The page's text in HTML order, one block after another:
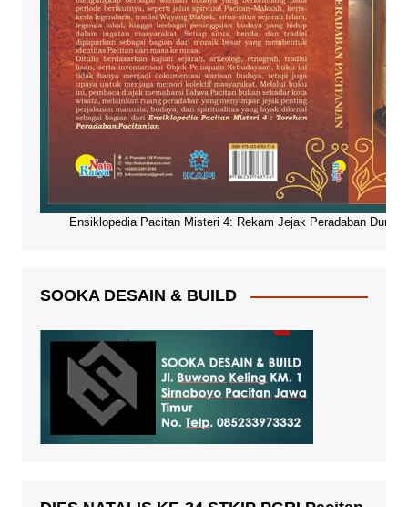
Ensiklopedia Pacitan Misteri 4: Rekam Jejak Peradaban Dunia
SOOKA DESAIN & BUILD